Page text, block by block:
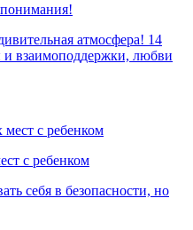
атмосфера! 14
и взаимоподдержки, любви
с ребенком
себя в безопасности, но